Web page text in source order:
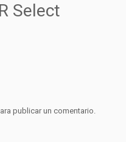
Select
publicar un comentario.